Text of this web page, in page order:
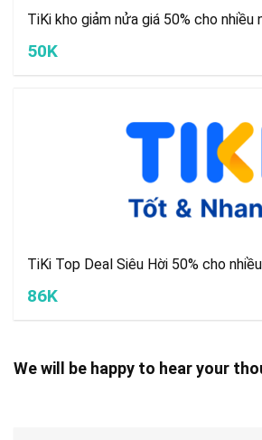
TiKi kho giảm nửa giá 50% cho nhiều
50K
TiKi Top Deal Siêu Hời 50% cho
86K
We will be happy to hear your